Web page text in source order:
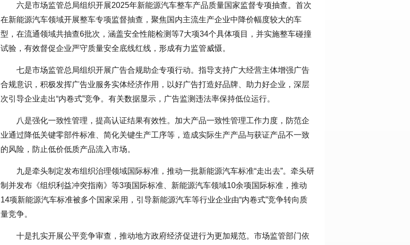
六是市场监管总局组织开展2025年新能源汽车整车产品质量国家监督专项抽查。首次
在新能源汽车领域开展整车专项监督抽查，聚焦国内主流生产企业中降价幅度较大的车
型，在流通领域共抽查6批次，涵盖安全性能检测等7大项34个具体项目，并实施整车碰撞
试验，有效督促企业严守质量安全底线红线，形成有力监管威慑。
七是市场监管总局组织开展广告合规助企专项行动。指导支持广大经营主体增强广告
合规意识，积极发挥广告业服务实体经济作用，以好广告打造好品牌、助力好企业，深层
次引导企业走出“内卷式”竞争。有关数据显示，广告监测违法率保持低位运行。
八是强化一致性管理，提高认证结果有效性。加大产品一致性管理工作力度，防范企
业通过降低关键零部件标准、简化关键生产工序等，造成实际生产产品与获证产品不一致
的风险，防止低价低质产品流入市场。
九是牵头制定发布组织治理领域国际标准，推动一批新能源汽车标准“走出去”。牵头研
制并发布《组织利益冲突指南》等3项国际标准、新能源汽车领域10余项国际标准，推动
14项新能源汽车标准被多个国家采用，引导新能源汽车等行业企业由“内卷式”竞争转向质
量竞争。
十是扎实开展公平竞争审查，推动地方政府经济促进行为更加规范。市场监管部门依